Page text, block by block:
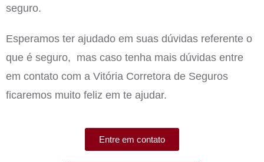
seguro.
Esperamos ter ajudado em suas dúvidas referente o
que é seguro, mas caso tenha mais dúvidas entre
em contato com a Vitória Corretora de Seguros
ficaremos muito feliz em te ajudar.
Entre em contato